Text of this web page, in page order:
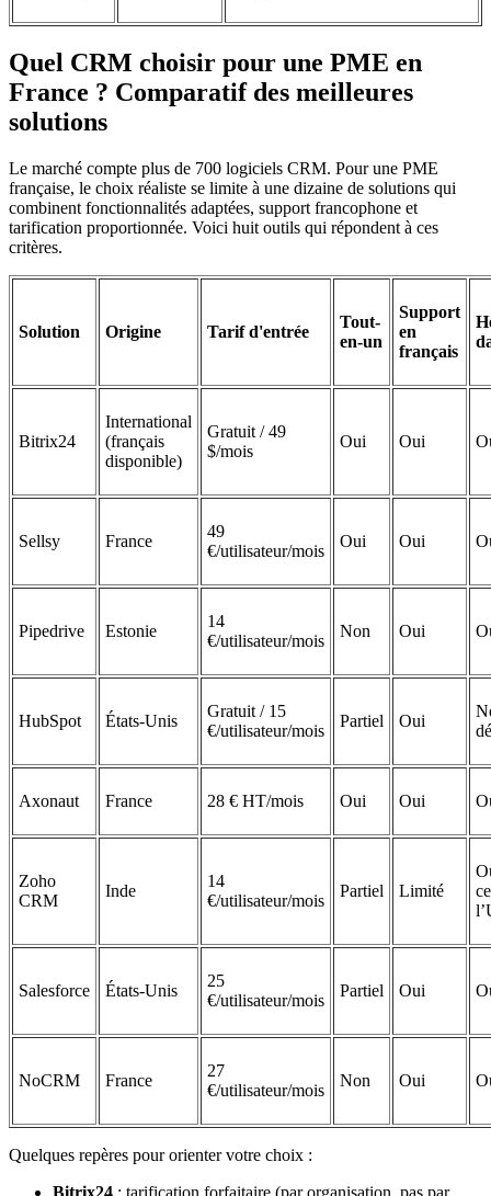
Quel CRM choisir pour une PME en
France ? Comparatif des meilleures
solutions
Le marché compte plus de 700 logiciels CRM. Pour une PME
française, le choix réaliste se limite à une dizaine de solutions qui
combinent fonctionnalités adaptées, support francophone et
tarification proportionnée. Voici huit outils qui répondent à ces
critères.
Solution Origine Tarif d'entrée
Tout-
en-un
Support
en
français
Bitrix24
International
(français
disponible)
Gratuit / 49
$/mois
Oui Oui
Sellsy France
49
€/utilisateur/mois
Oui Oui
Pipedrive Estonie
14
€/utilisateur/mois
Non Oui
HubSpot États-Unis
Gratuit / 15
€/utilisateur/mois
Partiel Oui
Axonaut France 28 € HT/mois Oui Oui
Zoho
CRM
Inde
14
€/utilisateur/mois
Partiel Limité
Salesforce États-Unis
25
€/utilisateur/mois
Partiel Oui
NoCRM France
27
€/utilisateur/mois
Non Oui
Quelques repères pour orienter votre choix :
Bitrix24 : tarification forfaitaire (par organisation, pas par